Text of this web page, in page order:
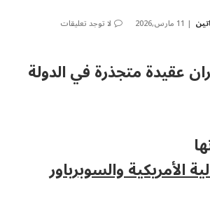
11 مارس,2026 لا توجد تعليقات
عقيدة متجذرة في الدولة
الأمريكية والسوبرباور